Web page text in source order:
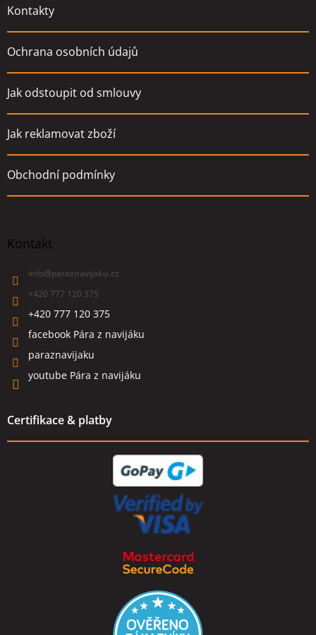
Kontakty
Ochrana osobních údajů
Jak odstoupit od smlouvy
Jak reklamovat zboží
Obchodní podmínky
Kontakt
info@paraznavijaku.cz
+420 777 120 375
+420 777 120 375
facebook Pára z navijáku
paraznavijaku
youtube Pára z navijáku
Certifikace & platby